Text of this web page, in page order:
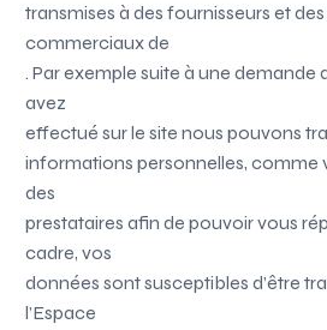
transmises à des fournisseurs et
commerciaux de
. Par exemple suite à une demande
avez
effectué sur le site nous pouvons
informations personnelles, comme
des
prestataires afin de pouvoir vous
cadre, vos
données sont susceptibles d’être
l’Espace